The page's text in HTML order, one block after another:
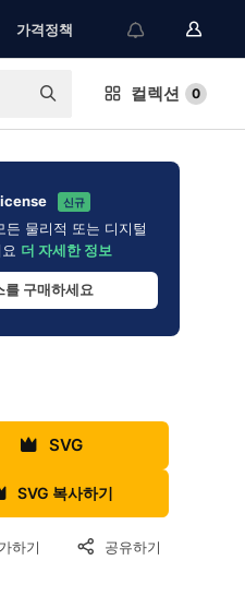
가격정책
컬렉션 0
신규
든 물리적 또는 디지털
더 자세한 정보
를 구매하세요
SVG
SVG 복사하기
하기 공유하기